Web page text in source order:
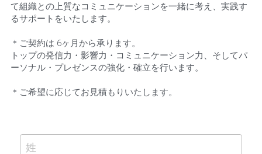
て組織との上質なコミュニケーションを一緒に考え、実践す
るサポートをいたします。
＊ご契約は 6ヶ月から承ります。
トップの発信力・影響力・コミュニケーション力、そしてパ
ーソナル・プレゼンスの強化・確立を行います。
＊ご希望に応じてお見積もりいたします。
姓